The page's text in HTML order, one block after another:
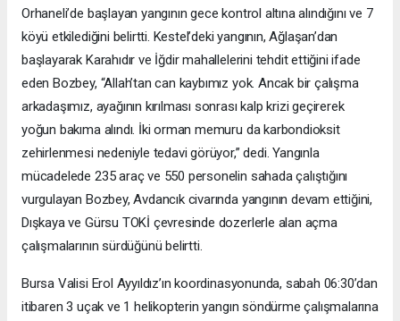
Orhaneli’de başlayan yangının gece kontrol altına alındığını ve 7
köyü etkilediğini belirtti. Kestel’deki yangının, Ağlaşan’dan
başlayarak Karahıdır ve İğdir mahallelerini tehdit ettiğini ifade
eden Bozbey, “Allah’tan can kaybımız yok. Ancak bir çalışma
arkadaşımız, ayağının kırılması sonrası kalp krizi geçirerek
yoğun bakıma alındı. İki orman memuru da karbondioksit
zehirlenmesi nedeniyle tedavi görüyor,” dedi. Yangınla
mücadelede 235 araç ve 550 personelin sahada çalıştığını
vurgulayan Bozbey, Avdancık civarında yangının devam ettiğini,
Dışkaya ve Gürsu TOKİ çevresinde dozerlerle alan açma
çalışmalarının sürdüğünü belirtti.
Bursa Valisi Erol Ayyıldız’ın koordinasyonunda, sabah 06:30’dan
itibaren 3 uçak ve 1 helikopterin yangın söndürme çalışmalarına